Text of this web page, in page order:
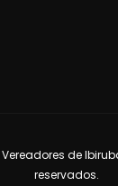
de
reservados.